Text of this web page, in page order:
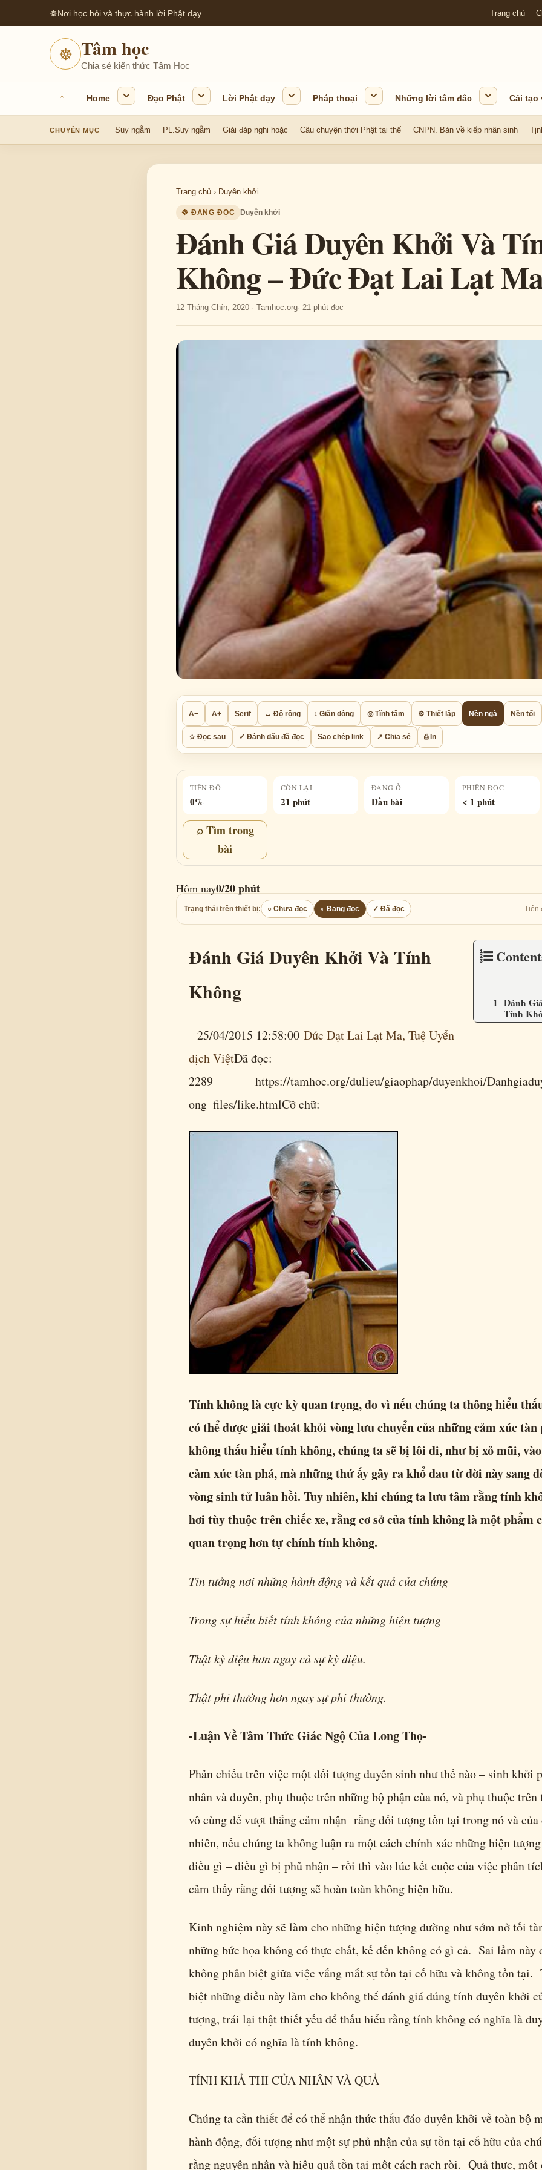
☸Nơi học hỏi và thực hành lời Phật dạy Trang chủ
☸ Tâm học
Chia sẻ kiến thức Tâm Học
⌂ Home Đạo Phật Lời Phật dạy Pháp thoại Những lời tâm đắc Cải tạo
CHUYÊN MỤC Suy ngẫm PL.Suy ngẫm Giải đáp nghi hoặc Câu chuyện thời Phật tại thế CNPN. Bàn về kiếp nhân sinh
Trang chủ › Duyên khởi
☸ ĐANG ĐỌC Duyên khởi
Đánh Giá Duyên Khởi Và
Không – Đức Đạt Lai Lạt
12 Tháng Chín, 2020 · Tamhoc.org· 21 phút đọc
A− A+ Serif ↔ Độ rộng ↕ Giãn dòng ◎ Tĩnh tâm ⚙ Thiết lập Nền ngà Nền tối
☆ Đọc sau ✓ Đánh dấu đã đọc Sao chép link ↗ Chia sẻ ⎙ In
TIẾN ĐỘ
0%
CÒN LẠI
21 phút
ĐANG Ở
Đầu bài
PHIÊN ĐỌC
< 1 phút
⌕ Tìm trong
bài
Hôm nay0/20 phút
Trạng thái trên thiết bị: ○ Chưa đọc ◐ Đang đọc ✓ Đã đọc Tiến
Đánh
Tính
Đánh Giá Duyên Khởi Và Tính
Không
25/04/2015 12:58:00 Đức Đạt Lai Lạt Ma, Tuệ Uyển
dịch ViệtĐã đọc:
2289 https://tamhoc.org/dulieu/giaophap/duyenkhoi/
ong_files/like.htmlCỡ chữ:
Tính không là cực kỳ quan trọng, do vì nếu chúng ta thông hiểu
có thể được giải thoát khỏi vòng lưu chuyển của những cảm xúc tàn
không thấu hiểu tính không, chúng ta sẽ bị lôi đi, như bị xỏ mũi,
cảm xúc tàn phá, mà những thứ ấy gây ra khổ đau từ đời này sang
vòng sinh tử luân hồi. Tuy nhiên, khi chúng ta lưu tâm rằng tính
hơi tùy thuộc trên chiếc xe, rằng cơ sở của tính không là một phẩm
quan trọng hơn tự chính tính không.
Tin tưởng nơi những hành động và kết quả của chúng
Trong sự hiểu biết tính không của những hiện tượng
Thật kỳ diệu hơn ngay cả sự kỳ diệu.
Thật phi thường hơn ngay sự phi thường.
-Luận Về Tâm Thức Giác Ngộ Của Long Thọ-
Phản chiếu trên việc một đối tượng duyên sinh như thế nào – sinh khởi
nhân và duyên, phụ thuộc trên những bộ phận của nó, và phụ thuộc
vô cùng để vượt thắng cảm nhận rằng đối tượng tồn tại trong nó và
nhiên, nếu chúng ta không luận ra một cách chính xác những hiện
điều gì – điều gì bị phủ nhận – rồi thì vào lúc kết cuộc của việc phân
cảm thấy rằng đối tượng sẽ hoàn toàn không hiện hữu.
Kinh nghiệm này sẽ làm cho những hiện tượng dường như sớm nở tối
những bức họa không có thực chất, kế đến không có gì cả. Sai lầm này
không phân biệt giữa việc vắng mắt sự tồn tại cố hữu và không tồn tại.
biệt những điều này làm cho không thể đánh giá đúng tính duyên khởi
tượng, trái lại thật thiết yếu để thấu hiểu rằng tính không có nghĩa là
duyên khởi có nghĩa là tính không.
TÍNH KHẢ THI CỦA NHÂN VÀ QUẢ
Chúng ta cần thiết để có thể nhận thức thấu đáo duyên khởi về toàn bộ
hành động, đối tượng như một sự phủ nhận của sự tồn tại cố hữu của
rằng nguyên nhân và hiệu quả tồn tại một cách rạch ròi. Quả thực,